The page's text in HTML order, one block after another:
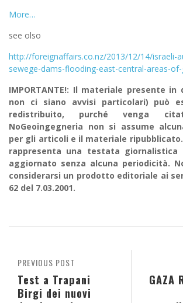
More…
see olso
http://foreignaffairs.co.nz/2013/12/14/israeli-
sewege-dams-flooding-east-central-areas-
IMPORTANTE!: Il materiale presente
non ci siano avvisi particolari) può
redistribuito, purché venga
NoGeoingegneria non si assume
per gli articoli e il materiale
rappresenta una testata giornalistica
aggiornato senza alcuna periodicità.
considerarsi un prodotto editoriale ai
62 del 7.03.2001.
GAZA
PREVIOUS POST
Test a Trapani
Birgi dei nuovi